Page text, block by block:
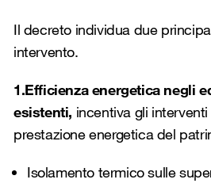
Il decreto individua due
intervento.
1.Efficienza energetica negli
esistenti, incentiva gli
prestazione energetica del
Isolamento termico sulle